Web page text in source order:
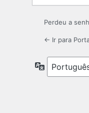
Perdeu a
← Ir para
Idioma